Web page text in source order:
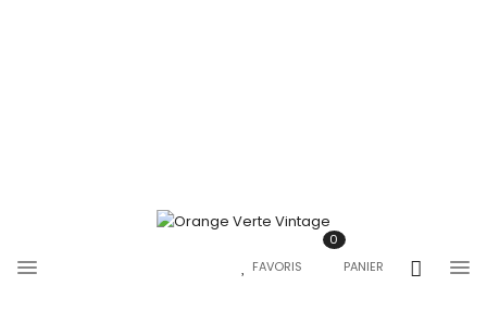
FAVORIS PANIER
0